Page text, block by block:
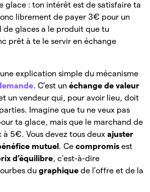
glace : ton intérêt est de satisfaire ta
librement de payer 3€ pour un
de glaces a le produit que tu
prêt à te le servir en échange
explication simple du mécanisme
. C’est un échange de valeur
un vendeur qui, pour avoir lieu, doit
Imagine que tu ne veux pas
ta glace, mais que le marchand de
à 5€. Vous devez tous deux ajuster
mutuel . Ce compromis est
d’équilibre, c’est-à-dire
du graphique de l’offre et de la